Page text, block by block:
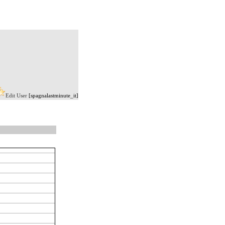
Edit User [spagnalastminute_it]